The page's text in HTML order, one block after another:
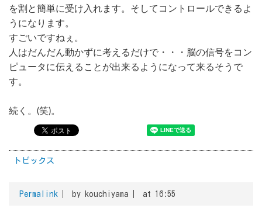
を割と簡単に受け入れます。そしてコントロールできるよ
うになります。
すごいですねぇ。
人はだんだん動かずに考えるだけで・・・脳の信号をコン
ピュータに伝えることが出来るようになって来るそうで
す。
続く。(笑)。
トピックス
Permalink by kouchiyama at 16:55